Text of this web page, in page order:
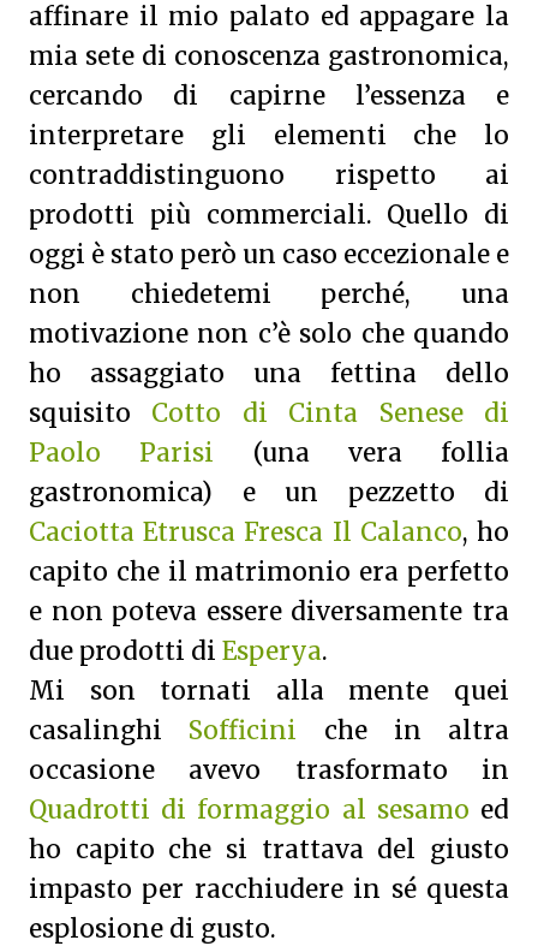
affinare il mio palato ed appagare la
mia sete di conoscenza gastronomica,
cercando di capirne l’essenza e
interpretare gli elementi che lo
contraddistinguono rispetto ai
prodotti più commerciali. Quello di
oggi è stato però un caso eccezionale e
non chiedetemi perché, una
motivazione non c’è solo che quando
ho assaggiato una fettina dello
squisito Cotto di Cinta Senese di
Paolo Parisi (una vera follia
gastronomica) e un pezzetto di
Caciotta Etrusca Fresca Il Calanco, ho
capito che il matrimonio era perfetto
e non poteva essere diversamente tra
due prodotti di Esperya.
Mi son tornati alla mente quei
casalinghi Sofficini che in altra
occasione avevo trasformato in
Quadrotti di formaggio al sesamo ed
ho capito che si trattava del giusto
impasto per racchiudere in sé questa
esplosione di gusto.